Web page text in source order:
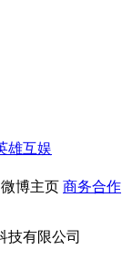
雄互娱
微博主页 商务合作
技有限公司